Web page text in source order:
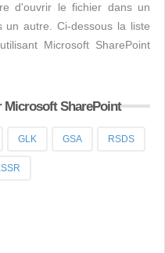
d'ouvrir le fichier dans un
autre. Ci-dessous la liste
Microsoft SharePoint
Microsoft SharePoint
GLK GSA RSDS